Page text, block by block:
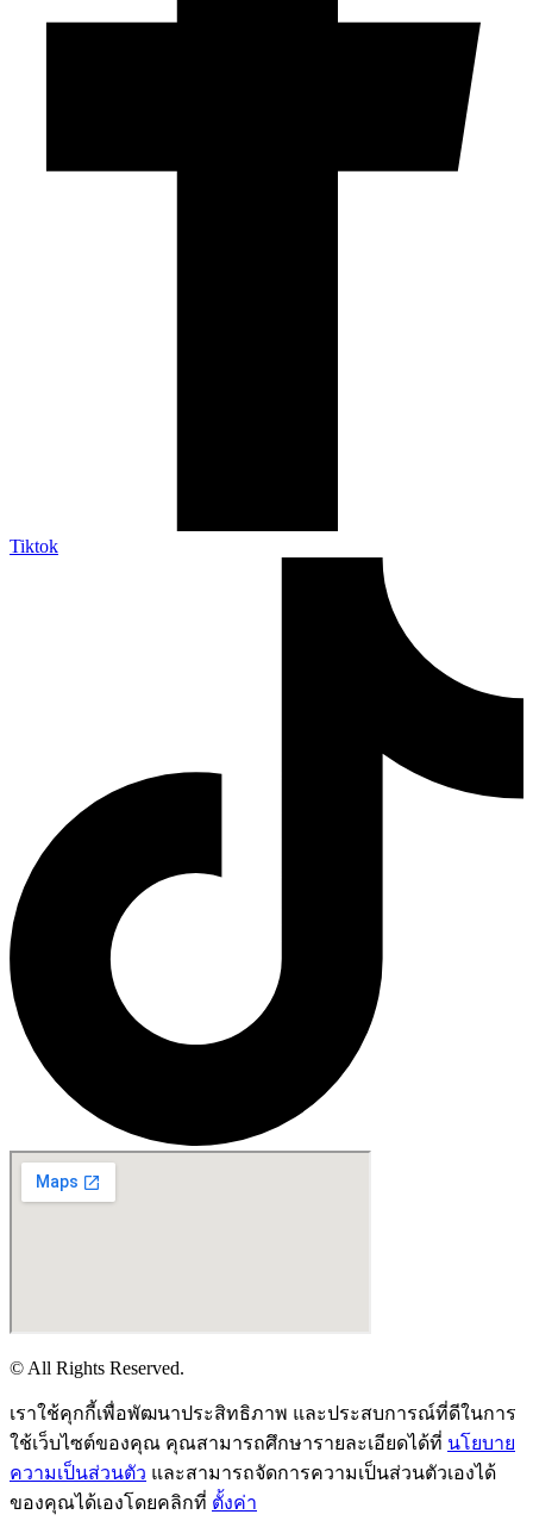
Tiktok
© All Rights Reserved.
เราใช้คุกกี้เพื่อพัฒนาประสิทธิภาพ และประสบการณ์ที่ดีในการ
ใช้เว็บไซต์ของคุณ คุณสามารถศึกษารายละเอียดได้ที่ นโยบาย
ความเป็นส่วนตัว และสามารถจัดการความเป็นส่วนตัวเองได้
ของคุณได้เองโดยคลิกที่ ตั้งค่า